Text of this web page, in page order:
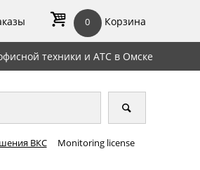
0 Корзина
техники и АТС в Омске
ВКС Monitoring license